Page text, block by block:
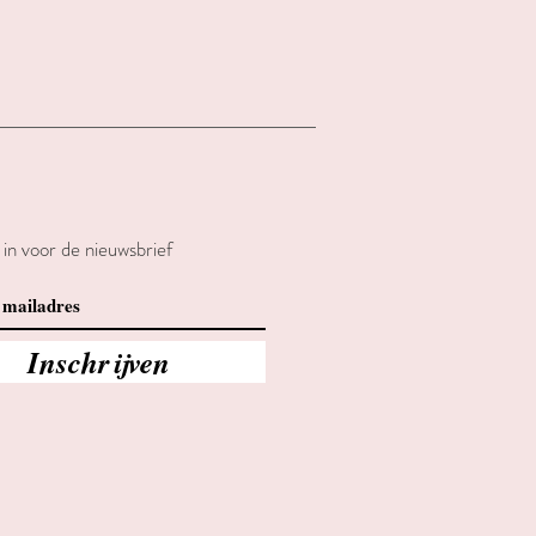
voor de nieuwsbrief
Inschrijven